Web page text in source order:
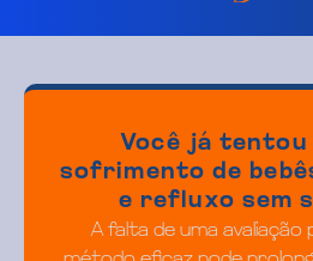
Você já tentou
sofrimento de
e refluxo sem
A falta de uma avaliação